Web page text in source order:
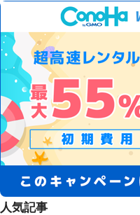
人気記事